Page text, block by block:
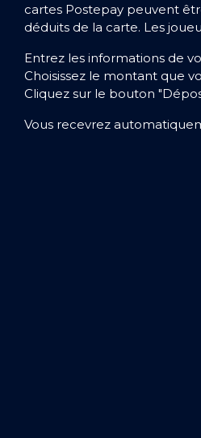
cartes Postepay peuvent
déduits de la carte. Les
Entrez les informations de
Choisissez le montant que
Cliquez sur le bouton
Vous recevrez